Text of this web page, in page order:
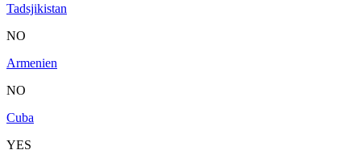
Tadsjikistan
NO
Armenien
NO
Cuba
YES